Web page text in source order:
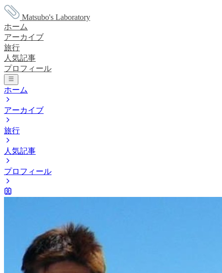
Matsubo's Laboratory
ホーム
アーカイブ
旅行
人気記事
プロフィール
ホーム
アーカイブ
旅行
人気記事
プロフィール